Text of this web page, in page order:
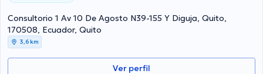
Consultorio 1 Av 10 De Agosto N39-155 Y Diguja, Quito,
170508, Ecuador, Quito
3,6 km
Ver perfil